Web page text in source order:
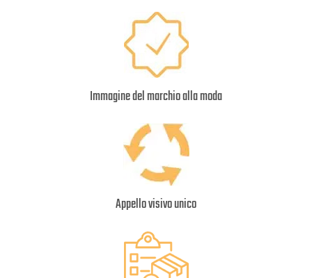
Immagine del marchio alla moda
Appello visivo unico